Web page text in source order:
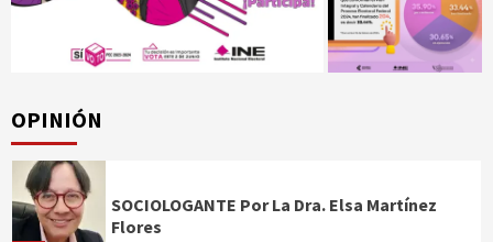
OPINIÓN
SOCIOLOGANTE Por La Dra. Elsa Martínez
Flores